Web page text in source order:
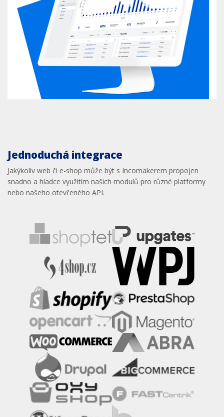
Jednoduchá integrace
Jakýkoliv web či e-shop může být s Incomakerem propojen
snadno a hladce využitím našich modulů pro různé platformy
nebo našeho otevřeného API.